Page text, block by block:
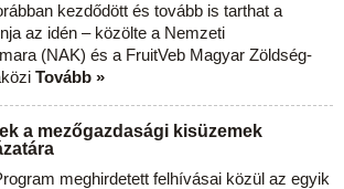
kezdődött és tovább is tarthat a
az idén – közölte a Nemzeti
(NAK) és a FruitVeb Magyar Zöldség-
Tovább »
a mezőgazdasági kisüzemek
meghirdetett felhívásai közül az egyik